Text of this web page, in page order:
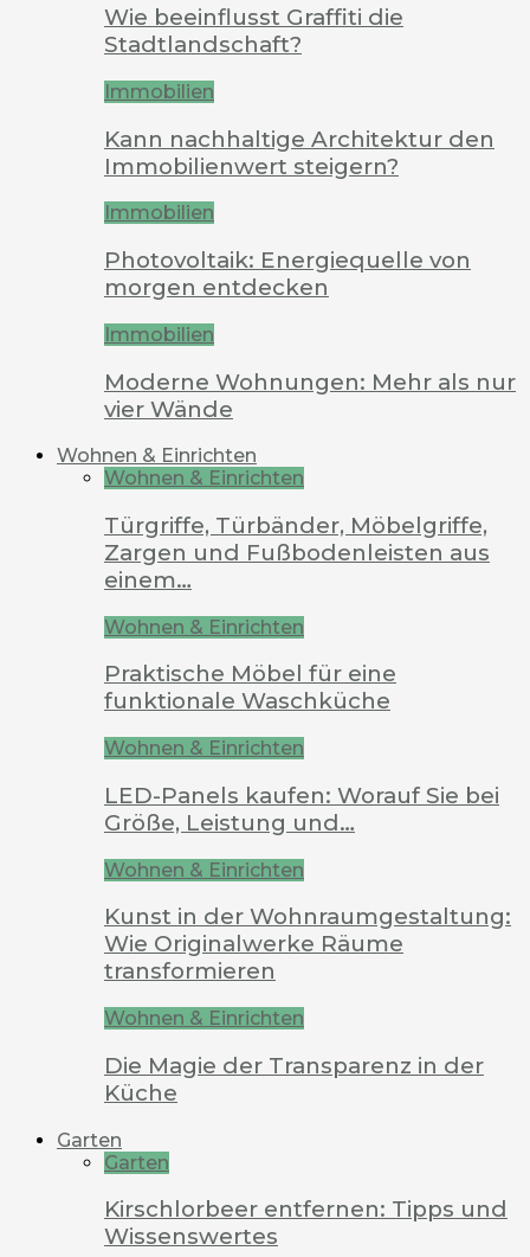
Wie beeinflusst Graffiti die
Stadtlandschaft?
Immobilien
Kann nachhaltige Architektur den
Immobilienwert steigern?
Immobilien
Photovoltaik: Energiequelle von
morgen entdecken
Immobilien
Moderne Wohnungen: Mehr als nur
vier Wände
Wohnen & Einrichten
Wohnen & Einrichten
Türgriffe, Türbänder, Möbelgriffe,
Zargen und Fußbodenleisten aus
einem…
Wohnen & Einrichten
Praktische Möbel für eine
funktionale Waschküche
Wohnen & Einrichten
LED-Panels kaufen: Worauf Sie bei
Größe, Leistung und…
Wohnen & Einrichten
Kunst in der Wohnraumgestaltung:
Wie Originalwerke Räume
transformieren
Wohnen & Einrichten
Die Magie der Transparenz in der
Küche
Garten
Garten
Kirschlorbeer entfernen: Tipps und
Wissenswertes